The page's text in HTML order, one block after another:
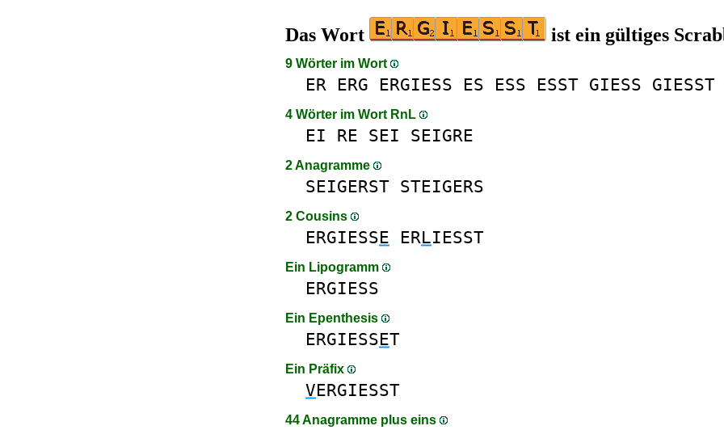
Das Wort ist ein gültiges
9 Wörter im Wort
ER ERG ERGIESS ES ESS ESST GIESS GIESST
4 Wörter im Wort RnL
EI RE SEI SEIGRE
2 Anagramme
SEIGERST STEIGERS
2 Cousins
ERGIESSE ERLIESST
Ein Lipogramm
ERGIESS
Ein Epenthesis
ERGIESSET
Ein Präfix
VERGIESST
44 Anagramme plus eins